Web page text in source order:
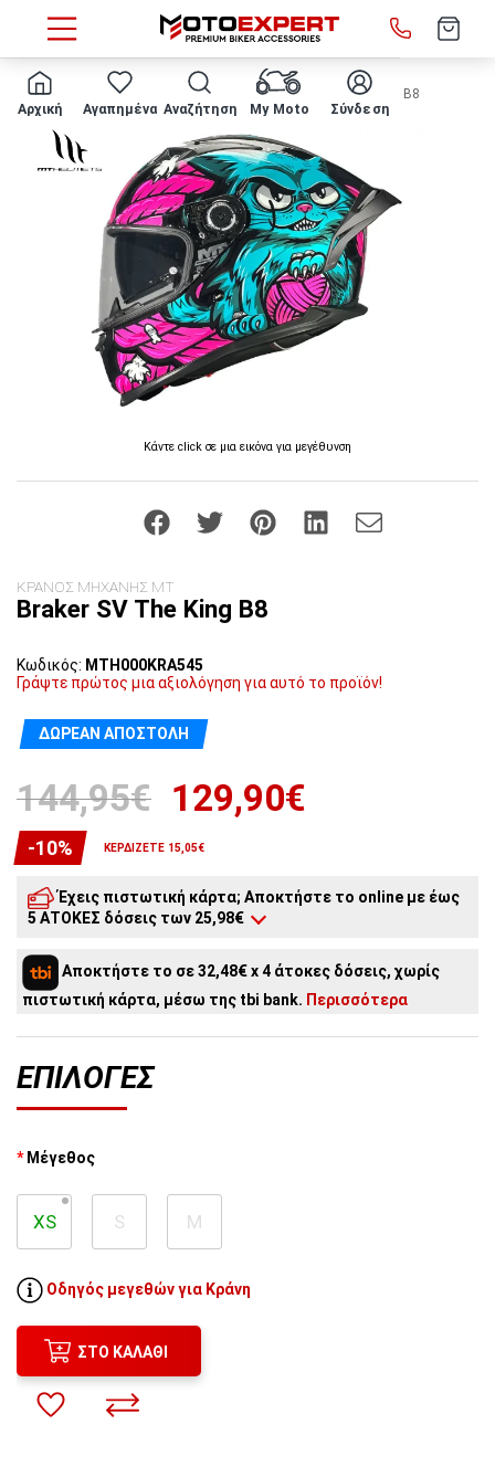
Αρχική Αγαπημένα Αναζήτηση My Moto Σύνδεση
ΚΡΑΝΟΣ ΜΗΧΑΝΗΣ MT - Braker SV The King B8
Κάντε click σε μια εικόνα για μεγέθυνση
ΚΡΑΝΟΣ ΜΗΧΑΝΗΣ MT
Braker SV The King B8
Κωδικός: MTH000KRA545
Γράψτε πρώτος μια αξιολόγηση για αυτό το προϊόν!
ΔΩΡΕΆΝ ΑΠΟΣΤΟΛΉ
144,95€ 129,90€
-10% ΚΕΡΔΊΖΕΤΕ 15,05€
Έχεις πιστωτική κάρτα; Αποκτήστε το online με έως
5 ΑΤΟΚΕΣ δόσεις των 25,98€
4άτοκες δόσεις:32,48€/ μήνα
3άτοκες δόσεις:43,30€/ μήνα
Αποκτήστε το σε 32,48€ x 4 άτοκες δόσεις, χωρίς
πιστωτική κάρτα, μέσω της tbi bank. Περισσότερα
ΕΠΙΛΟΓΈΣ
Μέγεθος
XS S M
Οδηγός μεγεθών για Κράνη
ΣΤΟ ΚΑΛΆΘΙ